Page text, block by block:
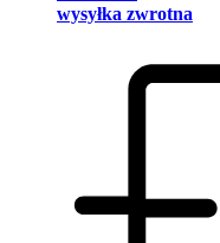
wysyłka zwrotna